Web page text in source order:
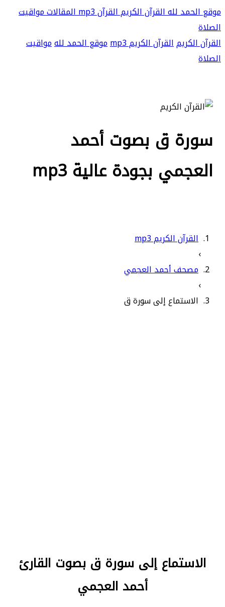
موقع الحمد للهالقرآن الكريمالقرآن mp3 المقالاتمواقيت
الصلاة
القرآن الكريمالقرآن الكريم mp3 موقع الحمد للهمواقيت
الصلاة
سورة ق بصوت أحمد
العجمي بجودة عالية mp3
القرآن الكريم mp3
›
مصحف أحمد العجمي
›
الاستماع إلى سورة ق
الاستماع إلى سورة ق بصوت القارئ
أحمد العجمي